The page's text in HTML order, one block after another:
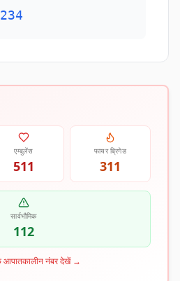
एम्बुलेंस
511
फायर ब्रिगेड
311
सार्वभौमिक
112
आपातकालीन नंबर देखें→